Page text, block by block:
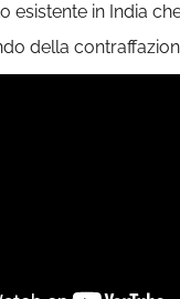
esistente in India
della